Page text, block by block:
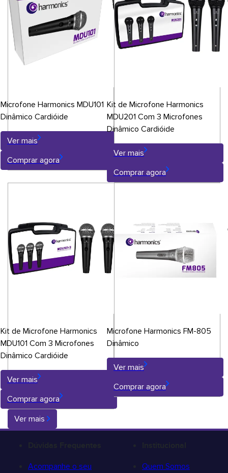
Microfone Harmonics MDU101
Dinâmico Cardióide
Ver mais
Comprar agora
Kit de Microfone Harmonics
MDU201 Com 3 Microfones
Dinâmico Cardióide
Ver mais
Comprar agora
Kit de Microfone Harmonics
MDU101 Com 3 Microfones
Dinâmico Cardióide
Ver mais
Comprar agora
Microfone Harmonics FM-805
Dinâmico
Ver mais
Comprar agora
Ver mais
Acompanhe o seu
Quem Somos